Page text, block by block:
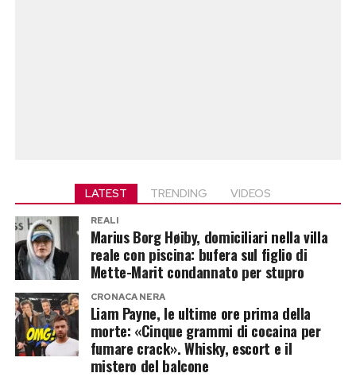
LATEST TRENDING VIDEOS
REALI
Marius Borg Høiby, domiciliari nella villa
reale con piscina: bufera sul figlio di
Mette-Marit condannato per stupro
CRONACA NERA
Liam Payne, le ultime ore prima della
morte: «Cinque grammi di cocaina per
fumare crack». Whisky, escort e il
mistero del balcone